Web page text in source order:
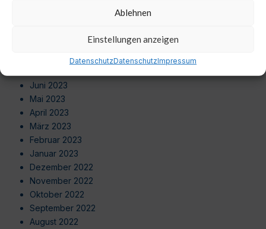
Ablehnen
Einstellungen anzeigen
DatenschutzDatenschutzImpressum
September 2023
August 2023
Juni 2023
Mai 2023
April 2023
März 2023
Februar 2023
Januar 2023
Dezember 2022
November 2022
Oktober 2022
September 2022
August 2022